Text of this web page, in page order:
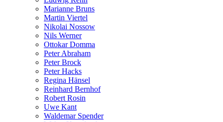
Marianne Bruns
Martin Viertel
Nikolai Nossow
Nils Werner
Ottokar Domma
Peter Abraham
Peter Brock
Peter Hacks
Regina Hänsel
Reinhard Bernhof
Robert Rosin
Uwe Kant
Waldemar Spender